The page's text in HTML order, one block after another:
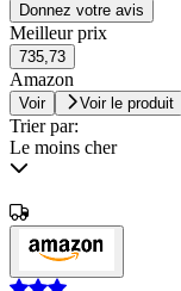
Donnez votre avis
Meilleur prix
735,73
Amazon
Voir Voir le produit
Trier par:
Le moins cher